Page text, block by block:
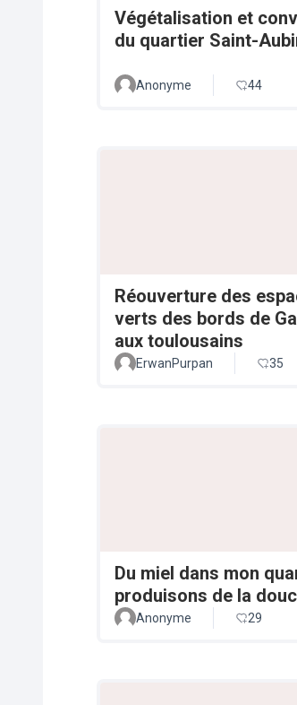
Végétalisation et
du quartier Saint-
Anonyme 44
Réouverture des
verts des bords de
aux toulousains
ErwanPurpan 35
Du miel dans mon
produisons de la
Anonyme 29